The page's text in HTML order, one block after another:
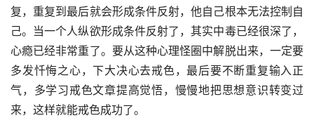
复，重复到最后就会形成条件反射，他自己根本无法控制自
己。当一个人纵欲形成条件反射了，其实中毒已经很深了，
心瘾已经非常重了。要从这种心理怪圈中解脱出来，一定要
多发忏悔之心，下大决心去戒色，最后要不断重复输入正
气，多学习戒色文章提高觉悟，慢慢地把思想意识转变过
来，这样就能戒色成功了。